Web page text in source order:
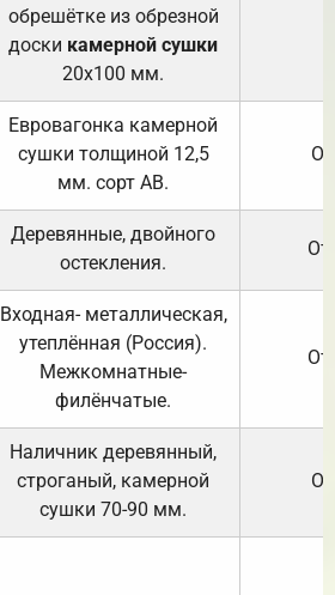
обрешётке из обрезной
доски камерной сушки
20х100 мм.
Евровагонка камерной
сушки толщиной 12,5
мм. сорт АВ.
Деревянные, двойного
остекления.
Входная- металлическая,
утеплённая (Россия).
Межкомнатные-
филёнчатые.
Наличник деревянный,
строганый, камерной
сушки 70-90 мм.